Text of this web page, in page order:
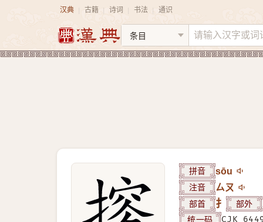
汉典 古籍 诗词 书法 通识
拼音 sōu
注音 ㄙㄡ
部首 扌 部外
统一码 CJK